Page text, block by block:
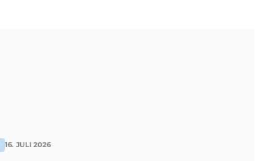
16. JULI 2026